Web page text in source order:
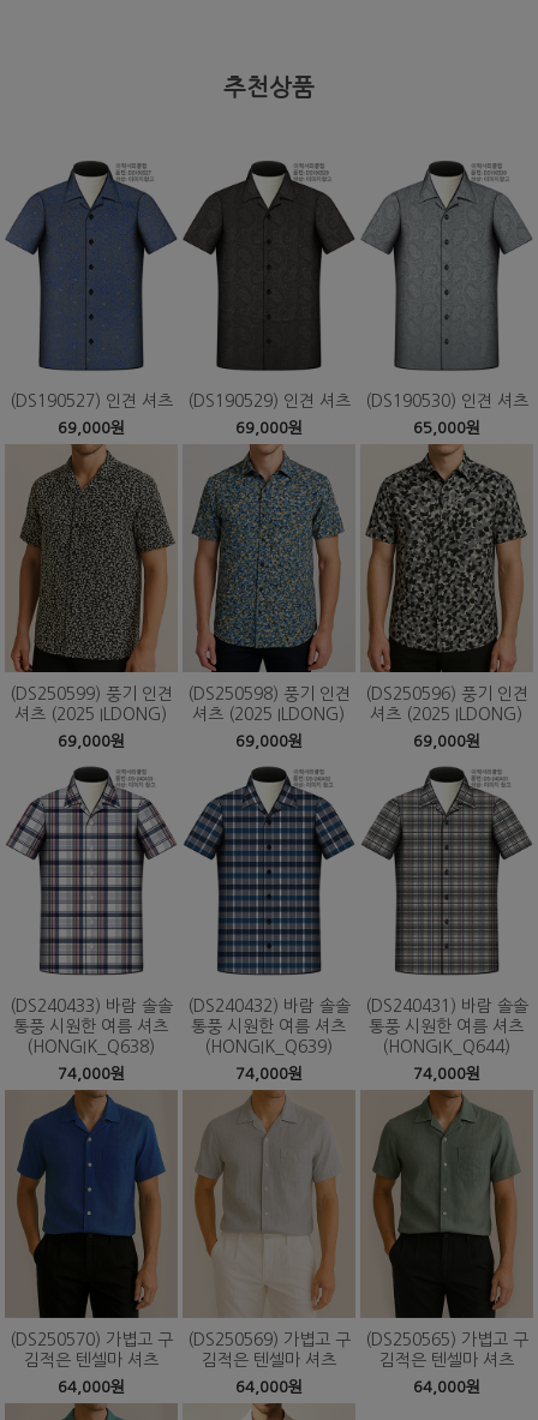
추천상품
(DS190527) 인견 셔츠
69,000원
(DS190529) 인견 셔츠
69,000원
(DS190530) 인견 셔츠
65,000원
(DS250599) 풍기 인견
셔츠 (2025 ILDONG)
69,000원
(DS250598) 풍기 인견
셔츠 (2025 ILDONG)
69,000원
(DS250596) 풍기 인견
셔츠 (2025 ILDONG)
69,000원
(DS240433) 바람 솔솔
통풍 시원한 여름 셔츠
(HONGIK_Q638)
74,000원
(DS240432) 바람 솔솔
통풍 시원한 여름 셔츠
(HONGIK_Q639)
74,000원
(DS240431) 바람 솔솔
통풍 시원한 여름 셔츠
(HONGIK_Q644)
74,000원
(DS250570) 가볍고 구
김적은 텐셀마 셔츠
64,000원
(DS250569) 가볍고 구
김적은 텐셀마 셔츠
64,000원
(DS250565) 가볍고 구
김적은 텐셀마 셔츠
64,000원